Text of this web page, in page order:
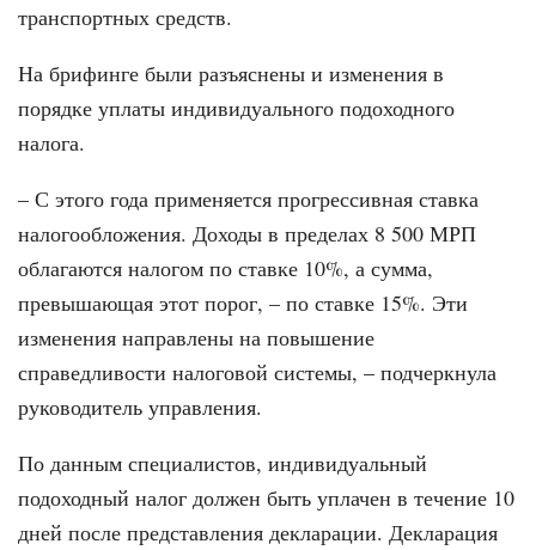
транспортных средств.
На брифинге были разъяснены и изменения в
порядке уплаты индивидуального подоходного
налога.
– С этого года применяется прогрессивная ставка
налогообложения. Доходы в пределах 8 500 МРП
облагаются налогом по ставке 10%, а сумма,
превышающая этот порог, – по ставке 15%. Эти
изменения направлены на повышение
справедливости налоговой системы, – подчеркнула
руководитель управления.
По данным специалистов, индивидуальный
подоходный налог должен быть уплачен в течение 10
дней после представления декларации. Декларация